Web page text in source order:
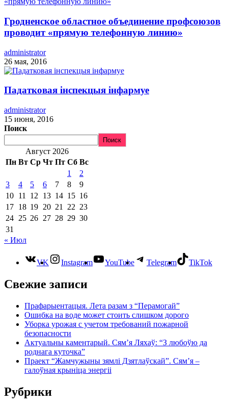
Гродненское областное объединение профсоюзов
проводит «прямую телефонную линию»
administrator
26 мая, 2016
Падатковая інспекцыя інфармуе
administrator
15 июня, 2016
Поиск
Поиск
Август 2026
Пн Вт Ср Чт Пт Сб Вс
1
2
3
4 5 6 7 8
9
10 11 12 13 14 15 16
17 18 19 20 21 22 23
24 25 26 27 28 29 30
31
« Июл
VK Instagram YouTube Telegram TikTok
Свежие записи
Прафарыентацыя. Лета разам з “Перамогай”
Ошибка на воде может стоить слишком дорого
Уборка урожая с учетом требований пожарной
безопасности
Актуальны каментарый. Сям’я Ляхаў: “З любоўю да
роднага куточка”
Праект “Жамчужыны зямлі Дзятлаўскай”. Сям’я –
галоўная крыніца энергіі
Рубрики